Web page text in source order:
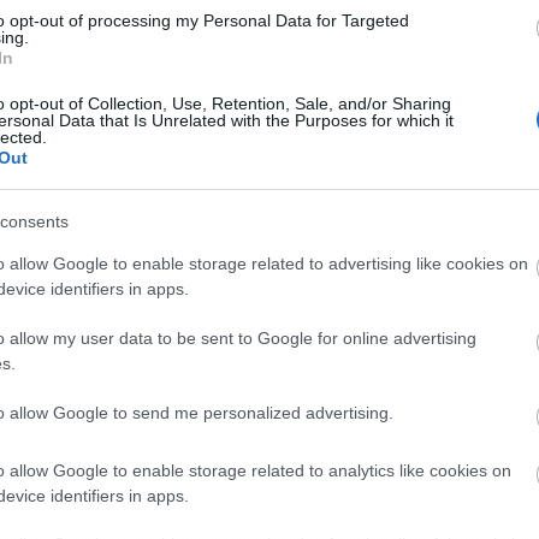
opt-out of processing my Personal Data for Targeted
opt-out of Collection, Use, Retention, Sale, and/or Sharing
Data that Is Unrelated with the Purposes for which it
allow Google to enable storage related to advertising like cookies on
identifiers in apps.
allow my user data to be sent to Google for online advertising
allow Google to send me personalized advertising.
allow Google to enable storage related to analytics like cookies on
identifiers in apps.
valenciano.
jornada 20
algunos de los ganadores de la jornada 20 en
Sumaron muchos puntos y tienen un valor de
la renovación de Umtiti hasta 2026 con una
de Ferran Torres en LaLiga, tras cumplir
delantero ya puede debutar con los culés,